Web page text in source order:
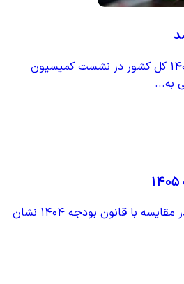
کلیات لایحه بودجه سال ۱۴۰۵ کل کشور در نشست کمیسیون
به...
بررسی لایحه بودجه ۱۴۰۵ در مقایسه با قانون بودجه ۱۴۰۴ نشان